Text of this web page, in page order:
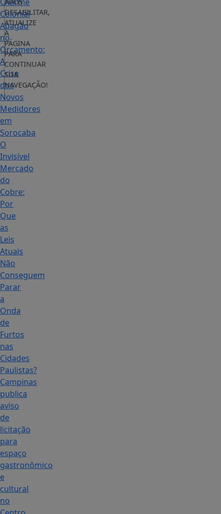
Colonial
Apagão
no
Orçamento:
A
Crise
dos
Novos
Medidores
em
Sorocaba
O
Invisível
Mercado
do
Cobre:
Por
Que
as
Leis
Atuais
Não
Conseguem
Parar
a
Onda
de
Furtos
nas
Cidades
Paulistas?
Campinas
publica
aviso
de
licitação
para
espaço
gastronômico
e
cultural
no
DESABILITAR,
ATUALIZE
A
PÁGINA
PARA
CONTINUAR
SUA
NAVEGAÇÃO!